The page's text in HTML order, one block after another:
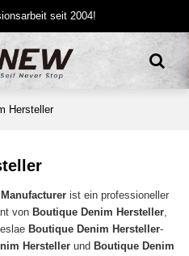
seit 2004!
Hersteller
ist ein professioneller
von Boutique Denim Hersteller,
Boutique Denim Hersteller-
Hersteller und Boutique Denim